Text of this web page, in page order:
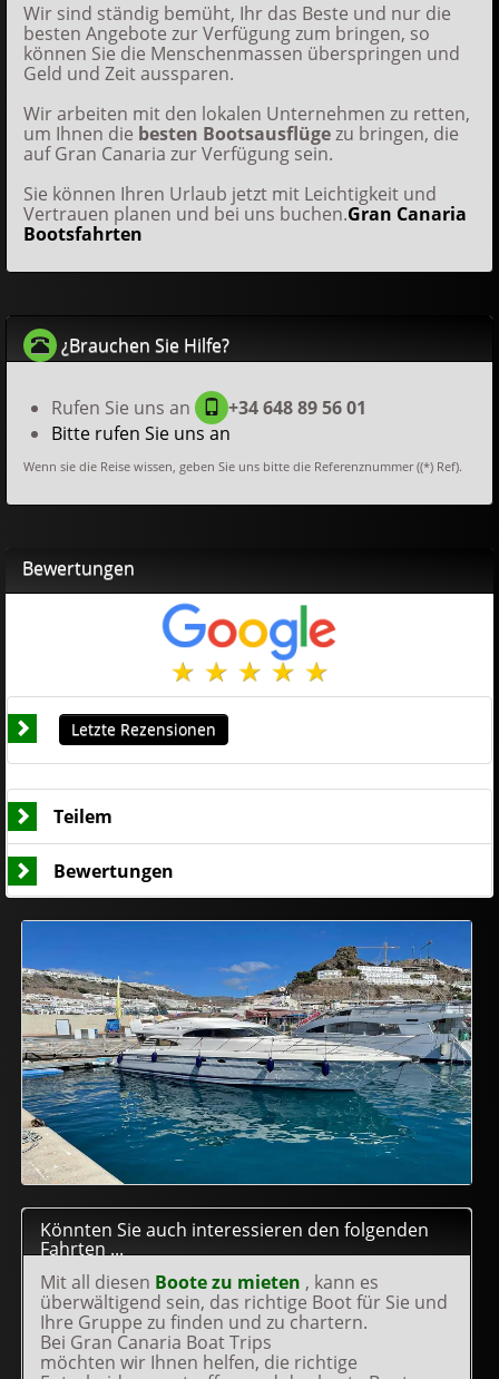
Wir sind ständig bemüht, Ihr das Beste und nur die
besten Angebote zur Verfügung zum bringen, so
können Sie die Menschenmassen überspringen und
Geld und Zeit aussparen.
Wir arbeiten mit den lokalen Unternehmen zu retten,
um Ihnen die besten Bootsausflügezu bringen, die
auf Gran Canaria zur Verfügung sein.
Sie können Ihren Urlaub jetzt mit Leichtigkeit und
Vertrauen planen und bei uns buchen.Gran Canaria
Bootsfahrten
¿Brauchen Sie Hilfe?
Rufen Sie uns an
+34 648 89 56 01
Bitte rufen Sie uns an
Wenn sie die Reise wissen, geben Sie uns bitte die Referenznummer ((*) Ref).
Bewertungen
Letzte Rezensionen
Teilem
Bewertungen
Könnten Sie auch interessieren den folgenden
Fahrten ...
Mit all diesen Boote zu mieten , kann es
überwältigend sein, das richtige Boot für Sie und
Ihre Gruppe zu finden und zu chartern.
Bei Gran Canaria Boat Trips
möchten wir Ihnen helfen, die richtige